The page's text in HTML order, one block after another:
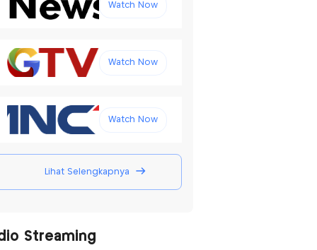
Watch Now
Watch Now
Watch Now
Lihat Selengkapnya
Streaming